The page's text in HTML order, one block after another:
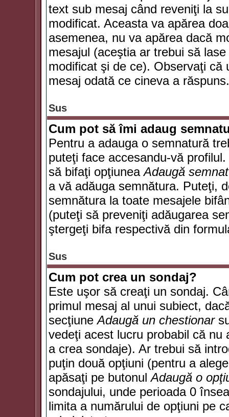
text sub mesaj când reveniţi la
modificat. Aceasta va apărea
asemenea, nu va apărea dacă
mesajul (aceştia ar trebui să
modificat şi de ce). Observaţi că
mesaj odată ce cineva a răspuns.
Sus
Cum pot să îmi adaug
Pentru a adauga o semnatură
puteţi face accesandu-vă
să bifaţi opţiuneaAdaugă
a vă adăuga semnătura. Puteţi,
semnătura la toate mesajele
(puteţi să preveniţi adăugarea
ştergeţi bifa respectivă din
Sus
Cum pot crea un sondaj?
Este uşor să creaţi un sondaj.
primul mesaj al unui subiect,
secţiuneAdaugă un chestionar
vedeţi acest lucru probabil că nu
a crea sondaje). Ar trebui să
puţin două opţiuni (pentru a
apăsaţi pe butonulAdaugă o
sondajului, unde perioada 0
limita a numărului de opţiuni pe